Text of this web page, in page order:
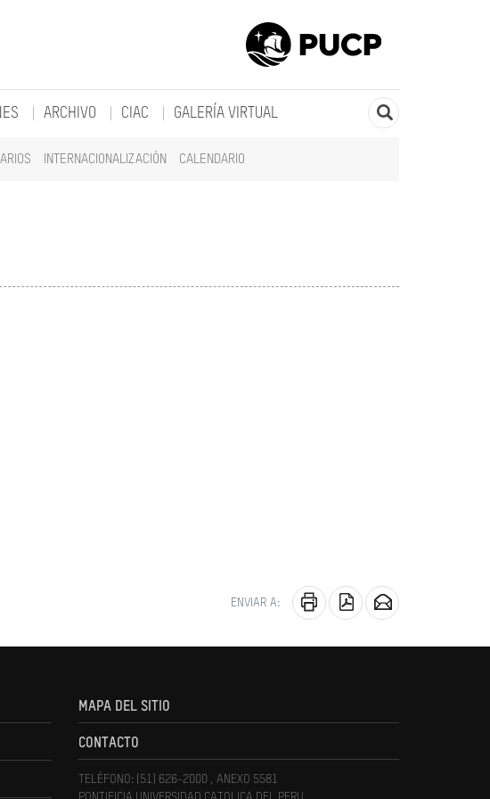
INTERNACIONALIZACIÓN CALENDARIO
ARCHIVO CIAC GALERÍA VIRTUAL
ENVIAR A:
MAPA DEL SITIO
CONTACTO
TELÉFONO: (51) 626-2000 , ANEXO 5581